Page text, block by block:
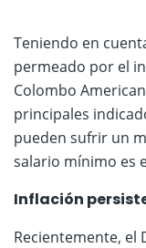
Teniendo en
permeado por el
Colombo
principales
pueden sufrir un
salario mínimo es
Inflación
Recientemente,